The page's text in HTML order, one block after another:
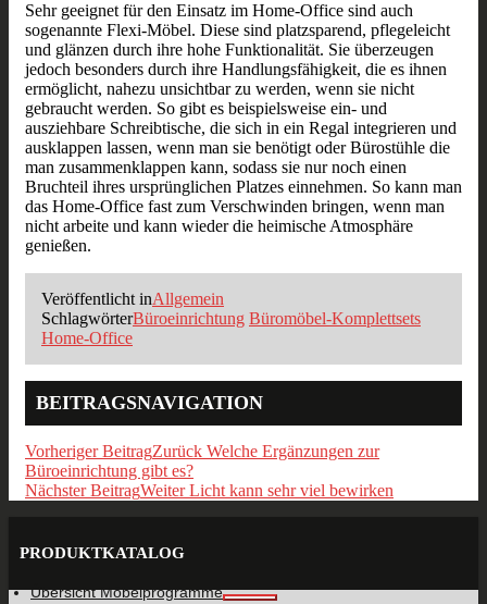
Sehr geeignet für den Einsatz im Home-Office sind auch
sogenannte Flexi-Möbel. Diese sind platzsparend, pflegeleicht
und glänzen durch ihre hohe Funktionalität. Sie überzeugen
jedoch besonders durch ihre Handlungsfähigkeit, die es ihnen
ermöglicht, nahezu unsichtbar zu werden, wenn sie nicht
gebraucht werden. So gibt es beispielsweise ein- und
ausziehbare Schreibtische, die sich in ein Regal integrieren und
ausklappen lassen, wenn man sie benötigt oder Bürostühle die
man zusammenklappen kann, sodass sie nur noch einen
Bruchteil ihres ursprünglichen Platzes einnehmen. So kann man
das Home-Office fast zum Verschwinden bringen, wenn man
nicht arbeite und kann wieder die heimische Atmosphäre
genießen.
Veröffentlicht inAllgemein
SchlagwörterBüroeinrichtung Büromöbel-Komplettsets
Home-Office
BEITRAGSNAVIGATION
Vorheriger BeitragZurück Welche Ergänzungen zur
Büroeinrichtung gibt es?
Nächster BeitragWeiter Licht kann sehr viel bewirken
PRODUKTKATALOG
Übersicht Möbelprogramme